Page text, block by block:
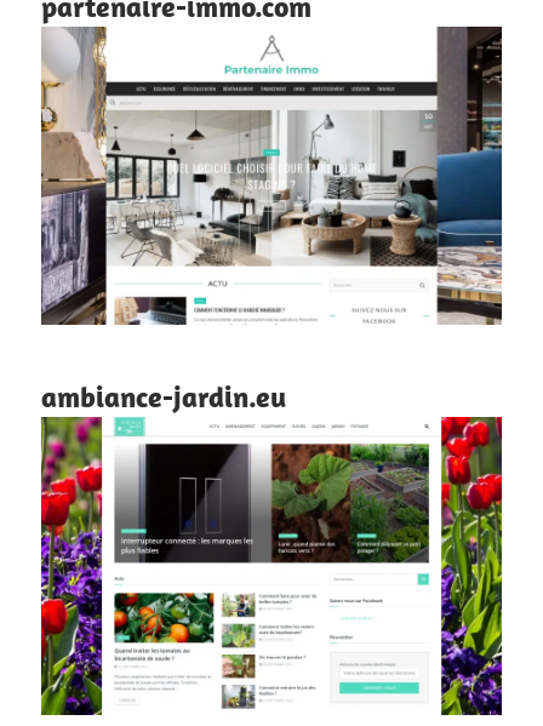
ambiance-jardin.eu